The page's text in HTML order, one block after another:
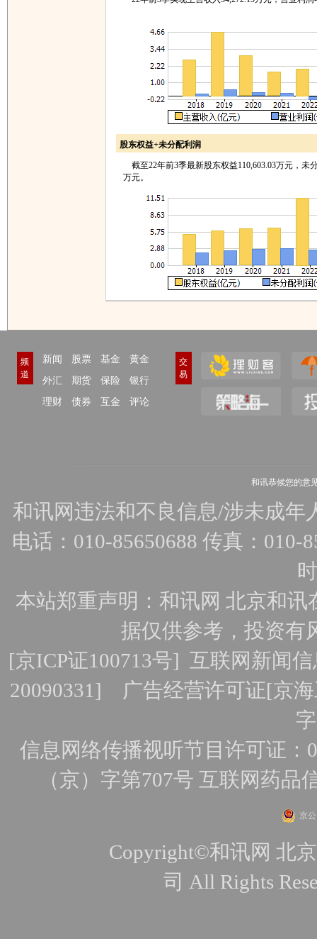
股东权益+未分配利润
截至22年前3季最新股东权益110,603.03万元，未
万元。
频
道
新闻 股票 基金
黄金
外汇
期货 保险
银行
理财
债券 互金 评论
交
易
和讯恭候您的意
和讯网违法和不良信息/涉未成年
电话：010-85650688 传真：010-
本站郑重声明：和讯网 北京和
据仅供参考，投资有
[京ICP证100713号]互联网新闻
20090331] 广告经营许可证[京
信息网络传播视听节目许可证：
（京）字第707号 互联网药品
京
Copyright©和讯网 北
司 All Rights